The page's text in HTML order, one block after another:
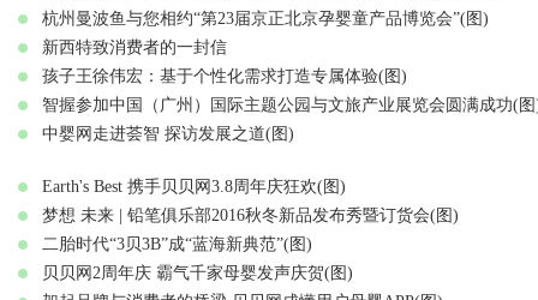
杭州曼波鱼与您相约“第23届京正北京孕婴童产品博览会”(图)
新西特致消费者的一封信
孩子王徐伟宏：基于个性化需求打造专属体验(图)
智握参加中国（广州）国际主题公园与文旅产业展览会圆满成功(
中婴网走进荟智 探访发展之道(图)
Earth's Best 携手贝贝网3.8周年庆狂欢(图)
梦想 未来 | 铅笔俱乐部2016秋冬新品发布秀暨订货会(图)
二胎时代“3贝3B”成“蓝海新典范”(图)
贝贝网2周年庆 霸气千家母婴发声庆贺(图)